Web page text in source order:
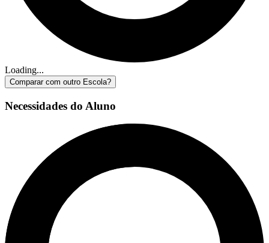
Loading...
Comparar com outro Escola?
Necessidades do Aluno